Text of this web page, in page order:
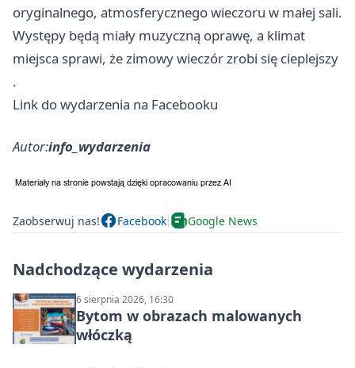
oryginalnego, atmosferycznego wieczoru w małej sali.
Występy będą miały muzyczną oprawę, a klimat
miejsca sprawi, że zimowy wieczór zrobi się cieplejszy
.
Link do wydarzenia na Facebooku
Autor:info_wydarzenia
Zaobserwuj nas! Facebook Google News
Nadchodzące wydarzenia
6 sierpnia 2026, 16:30
Bytom w obrazach malowanych
włóczką